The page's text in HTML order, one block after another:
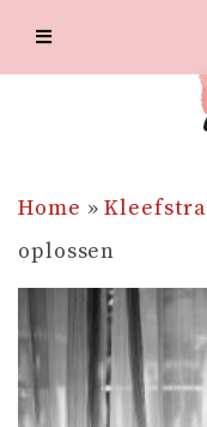
Home »Kleefstra
oplossen